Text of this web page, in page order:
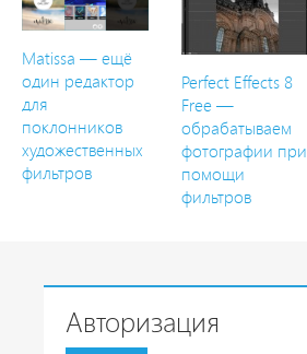
Matissa — ещё
один редактор
для
поклонников
художественных
фильтров
Perfect Effects 8
Free —
обрабатываем
фотографии при
помощи
фильтров
Авторизация